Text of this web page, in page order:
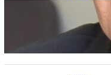
Kërçeli i
aleancën